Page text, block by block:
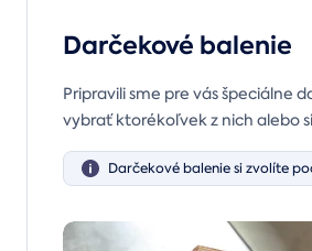
Darčekové balenie
Pripravili sme pre vás špeciálne
vybrať ktorékoľvek z nich alebo
Darčekové balenie si zvolíte